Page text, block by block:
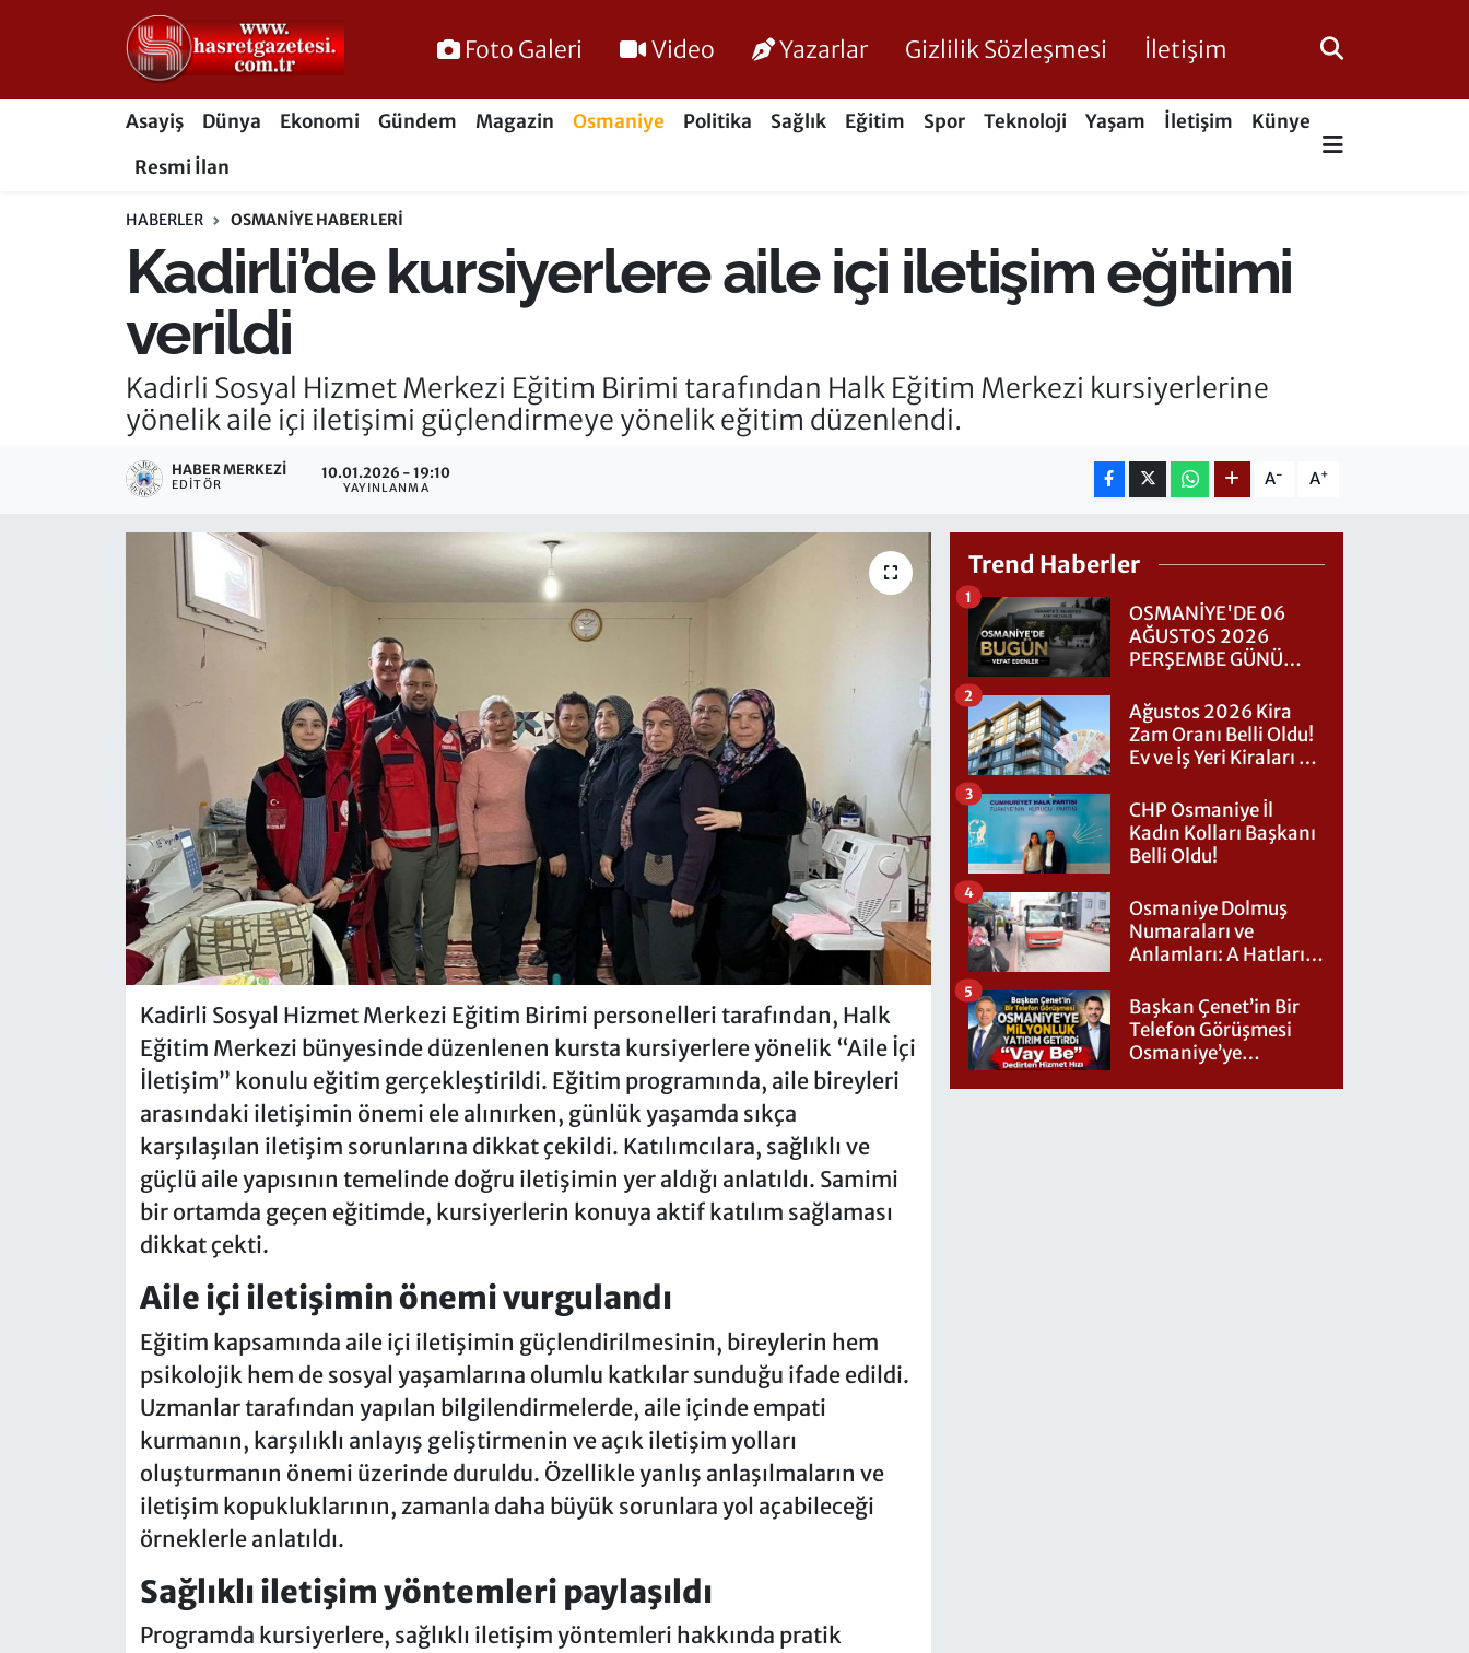
Foto Galeri Video Yazarlar Gizlilik Sözleşmesi İletişim
Asayiş Dünya Ekonomi Gündem Magazin Osmaniye Politika Sağlık Eğitim Spor Teknoloji Yaşam İletişim
Künye
Resmi İlan
HABERLER OSMANIYE HABERLERI
Kadirli’de kursiyerlere aile içi iletişim eğitimi
verildi
Kadirli Sosyal Hizmet Merkezi Eğitim Birimi tarafından Halk Eğitim Merkezi kursiyerlerine
yönelik aile içi iletişimi güçlendirmeye yönelik eğitim düzenlendi.
HABER MERKEZI
EDITÖR
10.01.2026 - 19:10
YAYINLANMA A- A+
Kadirli Sosyal Hizmet Merkezi Eğitim Birimi personelleri tarafından, Halk
Eğitim Merkezi bünyesinde düzenlenen kursta kursiyerlere yönelik “Aile İçi
İletişim” konulu eğitim gerçekleştirildi. Eğitim programında, aile bireyleri
arasındaki iletişimin önemi ele alınırken, günlük yaşamda sıkça
karşılaşılan iletişim sorunlarına dikkat çekildi. Katılımcılara, sağlıklı ve
güçlü aile yapısının temelinde doğru iletişimin yer aldığı anlatıldı. Samimi
bir ortamda geçen eğitimde, kursiyerlerin konuya aktif katılım sağlaması
dikkat çekti.
Aile içi iletişimin önemi vurgulandı
Eğitim kapsamında aile içi iletişimin güçlendirilmesinin, bireylerin hem
psikolojik hem de sosyal yaşamlarına olumlu katkılar sunduğu ifade edildi.
Uzmanlar tarafından yapılan bilgilendirmelerde, aile içinde empati
kurmanın, karşılıklı anlayış geliştirmenin ve açık iletişim yolları
oluşturmanın önemi üzerinde duruldu. Özellikle yanlış anlaşılmaların ve
iletişim kopukluklarının, zamanla daha büyük sorunlara yol açabileceği
örneklerle anlatıldı.
Sağlıklı iletişim yöntemleri paylaşıldı
Programda kursiyerlere, sağlıklı iletişim yöntemleri hakkında pratik
Trend Haberler
OSMANİYE'DE 06
AĞUSTOS 2026
PERŞEMBE GÜNÜ
1
Ağustos 2026 Kira
Zam Oranı Belli Oldu!
Ev ve İş Yeri Kiraları Ne
2
CHP Osmaniye İl
Kadın Kolları Başkanı
Belli Oldu!
3
Osmaniye Dolmuş
Numaraları ve
Anlamları: A Hatları
4
Başkan Çenet’in Bir
Telefon Görüşmesi
Osmaniye’ye
5
Osmaniye Nöbetçi Eczaneler
Osmaniye Hava Durumu
Süper Lig Puan Durumu ve Fikstür
Son Dakika Haberleri
Haber Arşivi